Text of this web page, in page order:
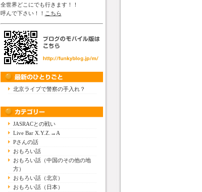
全世界どこにでも行きます！！
呼んで下さい！！ こちら
北京ライブで警察の手入れ？
JASRACとの戦い
Live Bar X.Y.Z.→A
Pさんの話
おもろい話
おもろい話（中国のその他の地
方）
おもろい話（北京）
おもろい話（日本）